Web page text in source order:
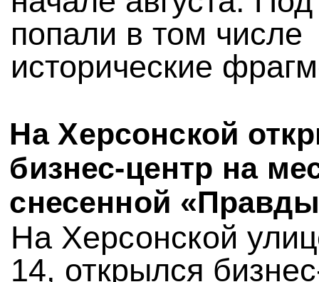
попали в том числе
исторические
На Херсонской
бизнес-центр на
снесенной
На Херсонской
14, открылся